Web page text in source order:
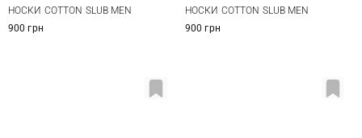
НОСКИ COTTON SLUB MEN
900 грн
НОСКИ COTTON SLUB MEN
900 грн